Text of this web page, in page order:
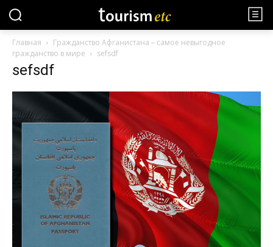
Главная
Гражданство Афганистана – самое невыгодное
гражданство в мире
sefsdf
sefsdf